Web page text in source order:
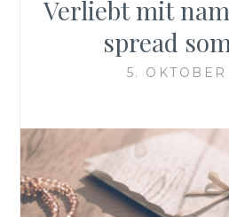
Verliebt mit
spread
5.